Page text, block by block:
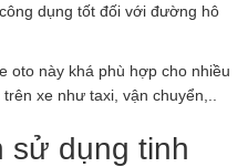
dụng tốt đối với đường hô
oto này khá phù hợp cho nhiều
xe như taxi, vận chuyển,..
sử dụng tinh